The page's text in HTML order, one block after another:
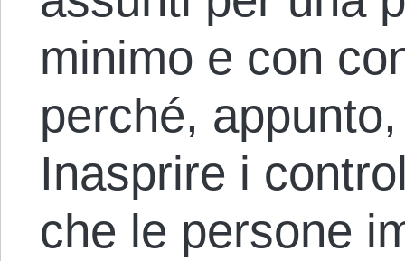
minimo e con
perché,
Inasprire i
che le persone